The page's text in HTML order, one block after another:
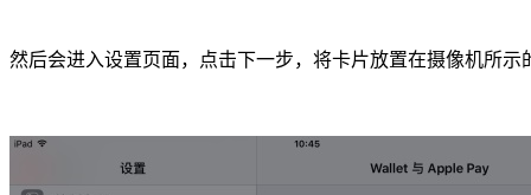
然后会进入设置页面，点击下一步，将卡片放置在摄像机所示